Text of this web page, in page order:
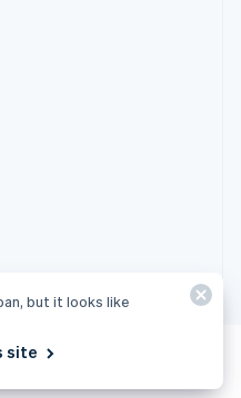
but it looks like
site